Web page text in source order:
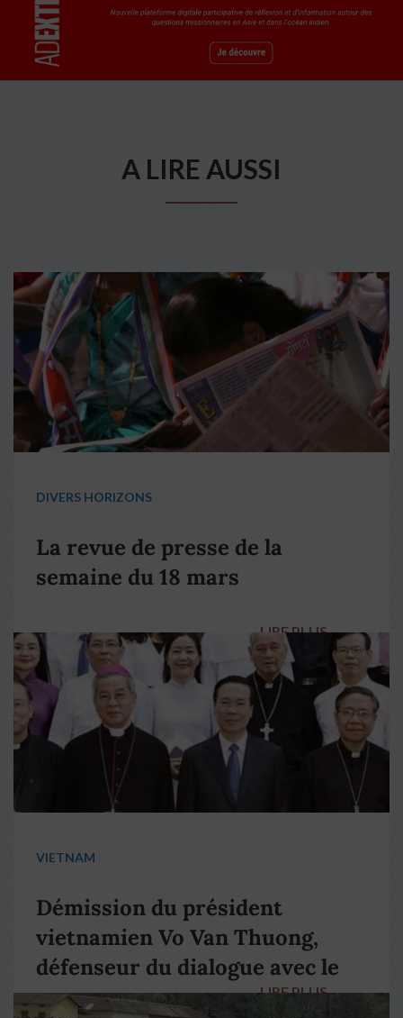
A LIRE AUSSI
DIVERS HORIZONS
La revue de presse de la
semaine du 18 mars
LIRE PLUS →
VIETNAM
Démission du président
vietnamien Vo Van Thuong,
défenseur du dialogue avec le
pape François
LIRE PLUS →